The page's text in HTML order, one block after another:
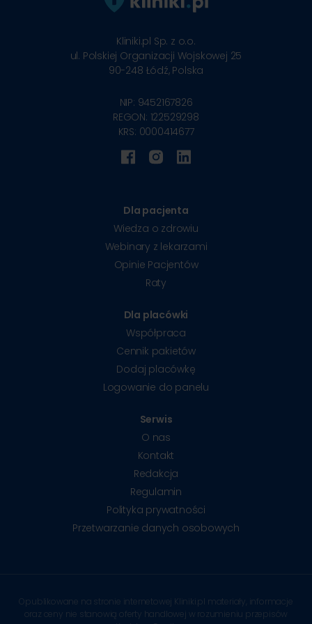
Kliniki.pl Sp. z o.o.
ul. Polskiej Organizacji Wojskowej 25
90-248 Łódź, Polska
NIP: 9452167826
REGON: 122529298
KRS: 0000414677
Dla pacjenta
Wiedza o zdrowiu
Webinary z lekarzami
Opinie Pacjentów
Raty
Dla placówki
Współpraca
Cennik pakietów
Dodaj placówkę
Logowanie do panelu
Serwis
O nas
Kontakt
Redakcja
Regulamin
Polityka prywatności
Przetwarzanie danych osobowych
Opublikowane na stronie internetowej Kliniki.pl materiały, informacje
oraz ceny nie stanowią oferty handlowej w rozumieniu przepisów